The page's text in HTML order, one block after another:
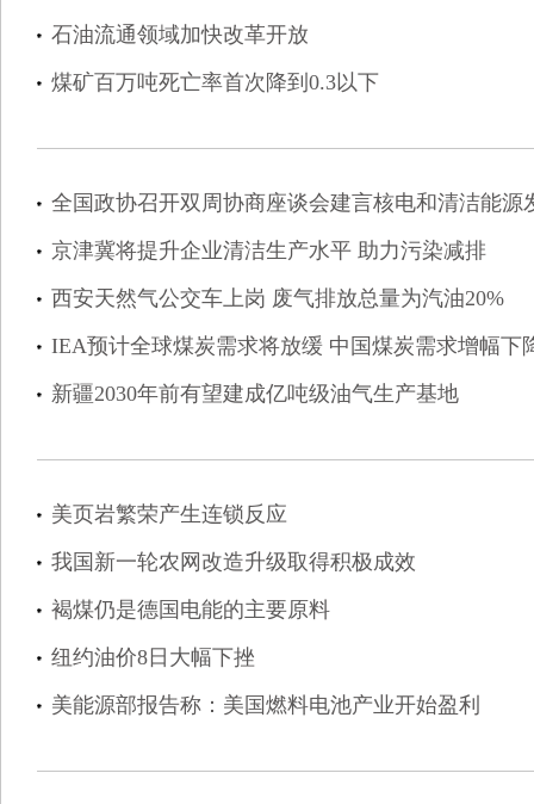
石油流通领域加快改革开放
煤矿百万吨死亡率首次降到0.3以下
全国政协召开双周协商座谈会建言核电和清洁能源
京津冀将提升企业清洁生产水平 助力污染减排
西安天然气公交车上岗 废气排放总量为汽油20%
IEA预计全球煤炭需求将放缓 中国煤炭需求增幅下
新疆2030年前有望建成亿吨级油气生产基地
美页岩繁荣产生连锁反应
我国新一轮农网改造升级取得积极成效
褐煤仍是德国电能的主要原料
纽约油价8日大幅下挫
美能源部报告称：美国燃料电池产业开始盈利